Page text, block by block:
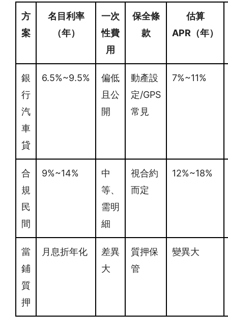
方
案
名目利率
（年）
一次
性費
用
保全條
款
估算
APR（年）
銀
行
汽
車
貸
6.5%~9.5%
偏低
且公
開
動產設
定/GPS
常見
7%~11%
合
規
民
間
9%~14%
中
等、
需明
細
視合約
而定
12%~18%
當
鋪
質
押
月息折年化
差異
大
質押保
管
變異大